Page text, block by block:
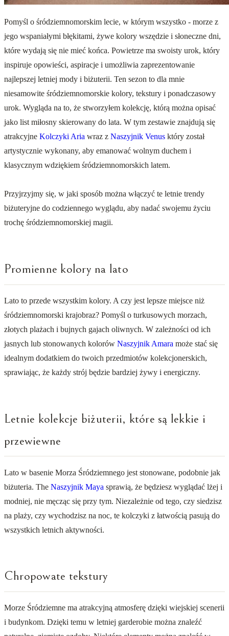
Pomyśl o śródziemnomorskim lecie, w którym wszystko - morze z
jego wspaniałymi błękitami, żywe kolory wszędzie i słoneczne dni,
które wydają się nie mieć końca. Powietrze ma swoisty urok, który
inspiruje opowieści, aspiracje i umożliwia zaprezentowanie
najlepszej letniej mody i biżuterii. Ten sezon to dla mnie
niesamowite śródziemnomorskie kolory, tekstury i ponadczasowy
urok. Wygląda na to, że stworzyłem kolekcję, którą można opisać
jako list miłosny skierowany do lata. W tym zestawie znajdują się
atrakcyjne Kolczyki Aria wraz z Naszyjnik Venus który został
artystycznie wykonany, aby emanować wolnym duchem i
klasycznym wdziękiem śródziemnomorskich latem.
Przyjrzyjmy się, w jaki sposób można włączyć te letnie trendy
biżuteryjne do codziennego wyglądu, aby nadać swojemu życiu
trochę śródziemnomorskiej magii.
Promienne kolory na lato
Lato to przede wszystkim kolory. A czy jest lepsze miejsce niż
śródziemnomorski krajobraz? Pomyśl o turkusowych morzach,
złotych plażach i bujnych gajach oliwnych. W zależności od ich
jasnych lub stonowanych kolorów Naszyjnik Amara może stać się
idealnym dodatkiem do twoich przedmiotów kolekcjonerskich,
sprawiając, że każdy strój będzie bardziej żywy i energiczny.
Letnie kolekcje biżuterii, które są lekkie i
przewiewne
Lato w basenie Morza Śródziemnego jest stonowane, podobnie jak
biżuteria. The Naszyjnik Maya sprawią, że będziesz wyglądać lżej i
modniej, nie męcząc się przy tym. Niezależnie od tego, czy siedzisz
na plaży, czy wychodzisz na noc, te kolczyki z łatwością pasują do
wszystkich letnich aktywności.
Chropowate tekstury
Morze Śródziemne ma atrakcyjną atmosferę dzięki wiejskiej scenerii
i budynkom. Dzięki temu w letniej garderobie można znaleźć